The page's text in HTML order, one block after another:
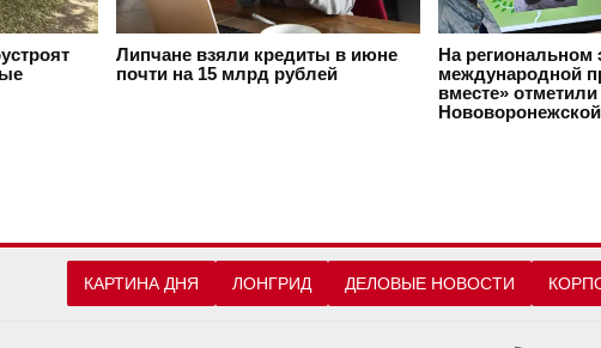
Липчане взяли кредиты в июне
почти на 15 млрд рублей
На региональном
международной
вместе»
КАРТИНА ДНЯ ЛОНГРИД ДЕЛОВЫЕ НОВОСТИ